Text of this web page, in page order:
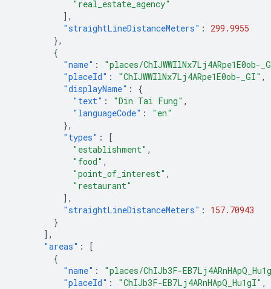
"real_estate_agency"
],
"straightLineDistanceMeters" :
299.9955
},
{
"name" :
"places/ChIJWWIlNx7Lj4ARpe1E0ob-
"placeId" : "ChIJWWIlNx7Lj4ARpe1E0ob-_GI" ,
"displayName" :
{
"text" : "Din Tai Fung" ,
"languageCode" :
"en"
},
"types" :
[
"establishment" ,
"food" ,
"point_of_interest" ,
"restaurant"
],
"straightLineDistanceMeters" :
157.70943
}
],
"areas" :
[
{
"name" :
"places/ChIJb3F-
"placeId" : "ChIJb3F-EB7Lj4ARnHApQ_Hu1gI" ,